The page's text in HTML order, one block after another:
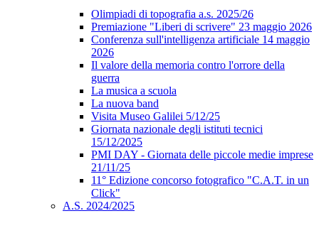
Olimpiadi di topografia a.s. 2025/26
Premiazione "Liberi di scrivere" 23 maggio 2026
Conferenza sull'intelligenza artificiale 14 maggio
2026
Il valore della memoria contro l'orrore della
guerra
La musica a scuola
La nuova band
Visita Museo Galilei 5/12/25
Giornata nazionale degli istituti tecnici
15/12/2025
PMI DAY - Giornata delle piccole medie imprese
21/11/25
11° Edizione concorso fotografico "C.A.T. in un
Click"
A.S. 2024/2025